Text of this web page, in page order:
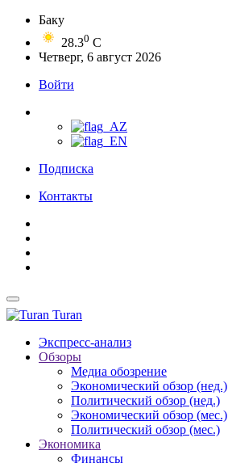
Баку
28.30 C
Четверг, 6 август 2026
Войти
Подписка
Контакты
Turan
Экспресс-анализ
Обзоры
Медиа обозрение
Экономический обзор (нед.)
Политический обзор (нед.)
Экономический обзор (мес.)
Политический обзор (мес.)
Экономика
Финансы